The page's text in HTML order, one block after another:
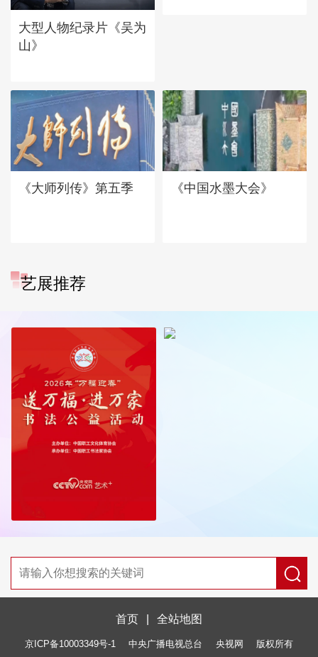
大型人物纪录片《吴为
山》
《大师列传》第五季 《中国水墨大会》
艺展推荐
首页 全站地图
京ICP备10003349号-1 中央广播电视总台 央视网 版权所有